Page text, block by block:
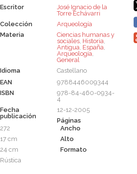
Escritor
José Ignacio de la
Torre Echávarri
Colección
Arqueología
Materia
Ciencias humanas y
sociales, Historia,
Antigua, España,
Arqueología,
General
Idioma
Castellano
EAN
9788446009344
ISBN
978-84-460-0934-
4
Fecha
publicación
12-12-2005
Páginas
272
Ancho
17 cm
Alto
24 cm
Formato
Rústica